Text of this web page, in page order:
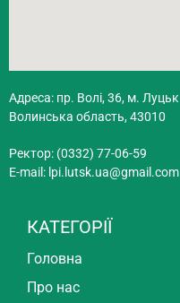
Адреса: пр. Волі, 36, м. Луцьк
Волинська область, 43010
Ректор: (0332) 77-06-59
E-mail: lpi.lutsk.ua@gmail.com
КАТЕГОРІЇ
Головна
Про нас